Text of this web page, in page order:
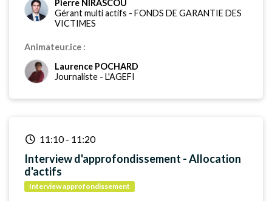
Pierre NIRASCOU
Gérant multi actifs - FONDS DE GARANTIE DES
VICTIMES
Animateur.ice :
Laurence POCHARD
Journaliste - L'AGEFI
11:10- 11:20
Interview d'approfondissement - Allocation
d'actifs
Interview approfondissement